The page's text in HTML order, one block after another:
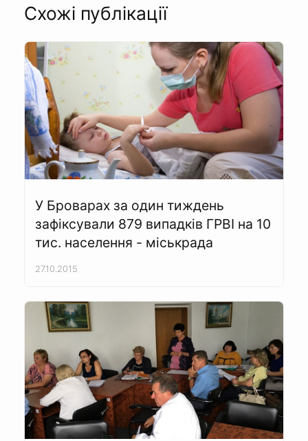
Схожі публікації
У Броварах за один тиждень
зафіксували 879 випадків ГРВІ на 10
тис. населення - міськрада
27.10.2015